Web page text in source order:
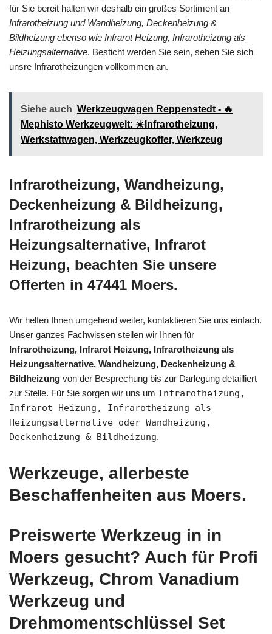
für Sie bereit halten wir deshalb ein großes Sortiment an
Infrarotheizung und Wandheizung, Deckenheizung &
Bildheizung ebenso wie Infrarot Heizung, Infrarotheizung als
Heizungsalternative. Besticht werden Sie sein, sehen Sie sich
unsre Infrarotheizungen vollkommen an.
Siehe auch Werkzeugwagen Reppenstedt - 🔥
Mephisto Werkzeugwelt: ☀️Infrarotheizung,
Werkstattwagen, Werkzeugkoffer, Werkzeug
Infrarotheizung, Wandheizung,
Deckenheizung & Bildheizung,
Infrarotheizung als
Heizungsalternative, Infrarot
Heizung, beachten Sie unsere
Offerten in 47441 Moers.
Wir helfen Ihnen umgehend weiter, kontaktieren Sie uns einfach.
Unser ganzes Fachwissen stellen wir Ihnen für
Infrarotheizung, Infrarot Heizung, Infrarotheizung als
Heizungsalternative, Wandheizung, Deckenheizung &
Bildheizung von der Besprechung bis zur Darlegung detailliert
zur Stelle. Für Sie sorgen wir uns um Infrarotheizung,
Infrarot Heizung, Infrarotheizung als
Heizungsalternative oder Wandheizung,
Deckenheizung & Bildheizung.
Werkzeuge, allerbeste
Beschaffenheiten aus Moers.
Preiswerte Werkzeug in in
Moers gesucht? Auch für Profi
Werkzeug, Chrom Vanadium
Werkzeug und
Drehmomentschlüssel Set